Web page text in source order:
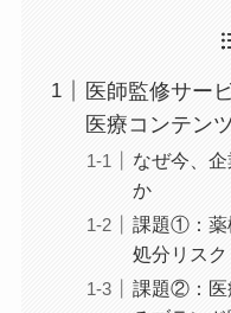
医師監修サー
医療コンテン
なぜ今、
か
課題①：薬
処分リスク
課題②：医